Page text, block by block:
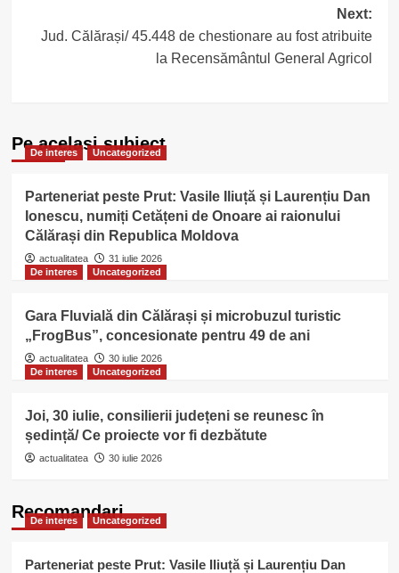
Next:
Jud. Călărași/ 45.448 de chestionare au fost atribuite
la Recensământul General Agricol
Pe acelasi subiect
De interes Uncategorized
Parteneriat peste Prut: Vasile Iliuță și Laurențiu Dan
Ionescu, numiți Cetățeni de Onoare ai raionului
Călărași din Republica Moldova
actualitatea
31 iulie 2026
De interes
Uncategorized
Gara Fluvială din Călărași și microbuzul turistic
„FrogBus”, concesionate pentru 49 de ani
actualitatea
30 iulie 2026
De interes
Uncategorized
Joi, 30 iulie, consilierii județeni se reunesc în
ședință/ Ce proiecte vor fi dezbătute
actualitatea 30 iulie 2026
Recomandari
De interes Uncategorized
Parteneriat peste Prut: Vasile Iliuță și Laurențiu Dan